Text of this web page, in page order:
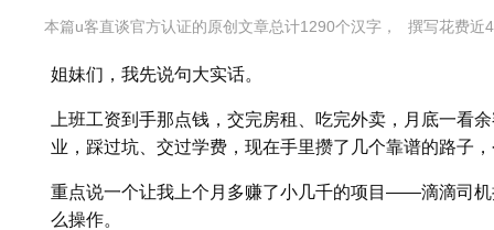
本篇u客直谈官方认证的原创文章总计1290个汉字， 撰写花费近
姐妹们，我先说句大实话。
上班工资到手那点钱，交完房租、吃完外卖，月底一看
业，踩过坑、交过学费，现在手里攒了几个靠谱的路子
重点说一个让我上个月多赚了小几千的项目——滴滴司
么操作。